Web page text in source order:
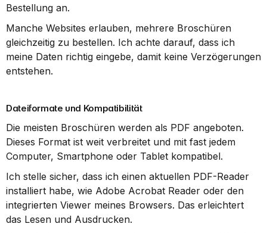
Bestellung an.
Manche Websites erlauben, mehrere Broschüren
gleichzeitig zu bestellen. Ich achte darauf, dass ich
meine Daten richtig eingebe, damit keine Verzögerungen
entstehen.
Dateiformate und Kompatibilität
Die meisten Broschüren werden als PDF angeboten.
Dieses Format ist weit verbreitet und mit fast jedem
Computer, Smartphone oder Tablet kompatibel.
Ich stelle sicher, dass ich einen aktuellen PDF-Reader
installiert habe, wie Adobe Acrobat Reader oder den
integrierten Viewer meines Browsers. Das erleichtert
das Lesen und Ausdrucken.